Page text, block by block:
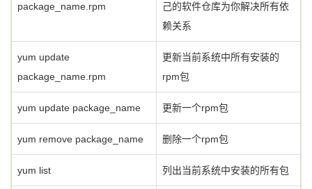
package_name.rpm
己的软件仓库为你解决所有依
赖关系
yum update
package_name.rpm
更新当前系统中所有安装的
rpm包
yum update package_name 更新一个rpm包
yum remove package_name 删除一个rpm包
yum list 列出当前系统中安装的所有包